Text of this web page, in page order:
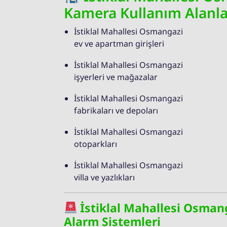
Kamera Kullanım
İstiklal Mahallesi Osmangazi
ev ve apartman girişleri
İstiklal Mahallesi Osmangazi
işyerleri ve mağazalar
İstiklal Mahallesi Osmangazi
fabrikaları ve depoları
İstiklal Mahallesi Osmangazi
otoparkları
İstiklal Mahallesi Osmangazi
villa ve yazlıkları
İstiklal Mahallesi
Alarm Sistemleri